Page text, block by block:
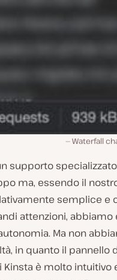
Waterfall
supporto
ma, essendo il
semplice e
attenzioni, abbiamo
Ma non
in quanto il pannello
Kinsta è molto intuitivo